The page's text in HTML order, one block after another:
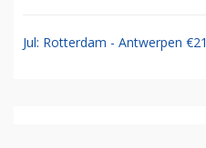
Jul: Rotterdam - Antwerpen €21